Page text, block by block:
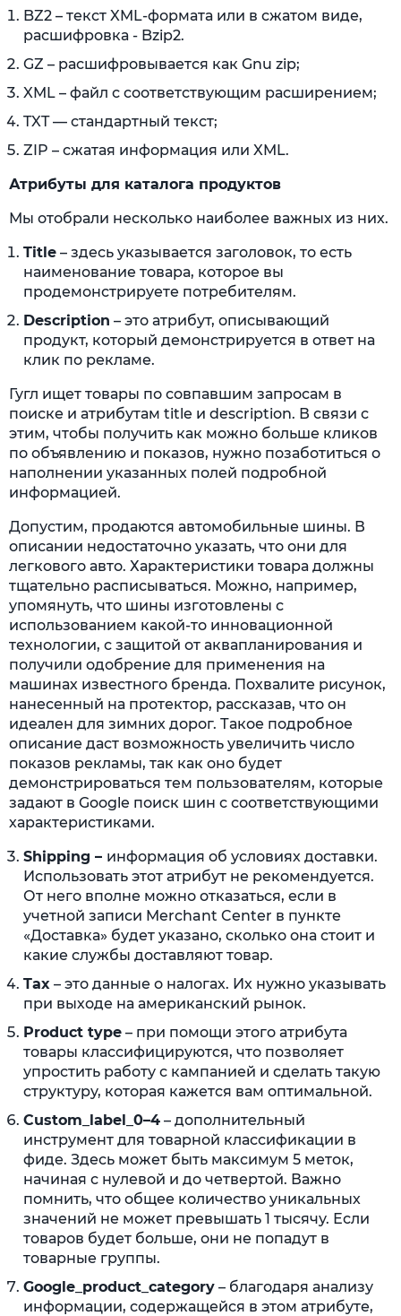
BZ2 – текст XML-формата или в сжатом виде,
расшифровка - Bzip2.
GZ – расшифровывается как Gnu zip;
XML – файл с соответствующим расширением;
TXT — стандартный текст;
ZIP – сжатая информация или XML.
Атрибуты для каталога продуктов
Мы отобрали несколько наиболее важных из них.
Title – здесь указывается заголовок, то есть
наименование товара, которое вы
продемонстрируете потребителям.
Description – это атрибут, описывающий
продукт, который демонстрируется в ответ на
клик по рекламе.
Гугл ищет товары по совпавшим запросам в
поиске и атрибутам title и description. В связи с
этим, чтобы получить как можно больше кликов
по объявлению и показов, нужно позаботиться о
наполнении указанных полей подробной
информацией.
Допустим, продаются автомобильные шины. В
описании недостаточно указать, что они для
легкового авто. Характеристики товара должны
тщательно расписываться. Можно, например,
упомянуть, что шины изготовлены с
использованием какой-то инновационной
технологии, с защитой от аквапланирования и
получили одобрение для применения на
машинах известного бренда. Похвалите рисунок,
нанесенный на протектор, рассказав, что он
идеален для зимних дорог. Такое подробное
описание даст возможность увеличить число
показов рекламы, так как оно будет
демонстрироваться тем пользователям, которые
задают в Google поиск шин с соответствующими
характеристиками.
Shipping – информация об условиях доставки.
Использовать этот атрибут не рекомендуется.
От него вполне можно отказаться, если в
учетной записи Merchant Center в пункте
«Доставка» будет указано, сколько она стоит и
какие службы доставляют товар.
Tax – это данные о налогах. Их нужно указывать
при выходе на американский рынок.
Product type – при помощи этого атрибута
товары классифицируются, что позволяет
упростить работу с кампанией и сделать такую
структуру, которая кажется вам оптимальной.
Custom_label_0–4 – дополнительный
инструмент для товарной классификации в
фиде. Здесь может быть максимум 5 меток,
начиная с нулевой и до четвертой. Важно
помнить, что общее количество уникальных
значений не может превышать 1 тысячу. Если
товаров будет больше, они не попадут в
товарные группы.
Google_product_category – благодаря анализу
информации, содержащейся в этом атрибуте,